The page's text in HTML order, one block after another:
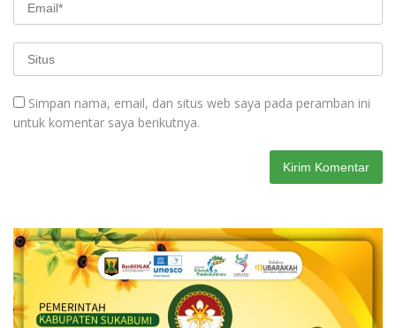
Simpan nama, email, dan situs web saya pada peramban ini
untuk komentar saya berikutnya.